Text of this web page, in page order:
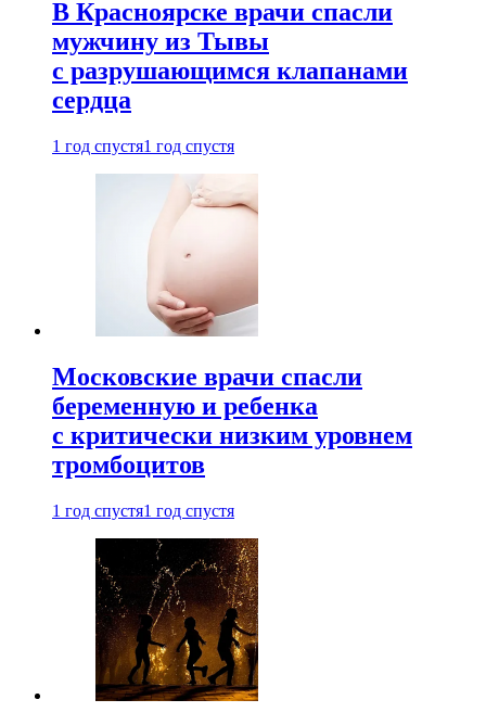
В Красноярске врачи спасли
мужчину из Тывы
с разрушающимся клапанами
сердца
1 год спустя1 год спустя
Московские врачи спасли
беременную и ребенка
с критически низким уровнем
тромбоцитов
1 год спустя1 год спустя